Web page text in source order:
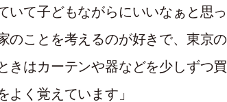
いて子どもながらにいいなぁと思っ
のことを考えるのが好きで、東京の
きはカーテンや器などを少しずつ買
く覚えています」